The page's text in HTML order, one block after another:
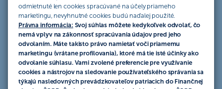
odmietnuté len cookies spracúvané na účely priameho
marketingu, nevyhnutné cookies budú naďalej použité.
Právna informácia: Svoj súhlas môžete kedykoľvek odvolať, čo
nemá vplyv na zákonnosť spracúvania údajov pred jeho
odvolaním. Máte takisto právo namietať voči priamemu
marketingu (vrátane profilovania), ktoré má tie isté účinky ako
odvolanie súhlasu. Vami zvolené preferencie pre využívanie
cookies a nástrojov na sledovanie používateľského správania sa
týkajú nasledovných prevádzkovateľov patriacich do Finančnej
Average rate forward
Zaisťovacia transakcia na krytie rizika pohybu menových
kurzov počas vopred definovaného obdobia.
Swapová devízová transakcia